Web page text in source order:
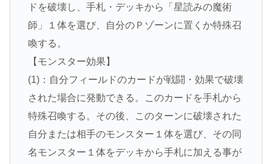
ドを破壊し、手札・デッキから「星読みの魔術
師」１体を選び、自分のＰゾーンに置くか特殊召
喚する。
【モンスター効果】
(1)：自分フィールドのカードが戦闘・効果で破壊
された場合に発動できる。このカードを手札から
特殊召喚する。その後、このターンに破壊された
自分または相手のモンスター１体を選び、その同
名モンスター１体をデッキから手札に加える事が